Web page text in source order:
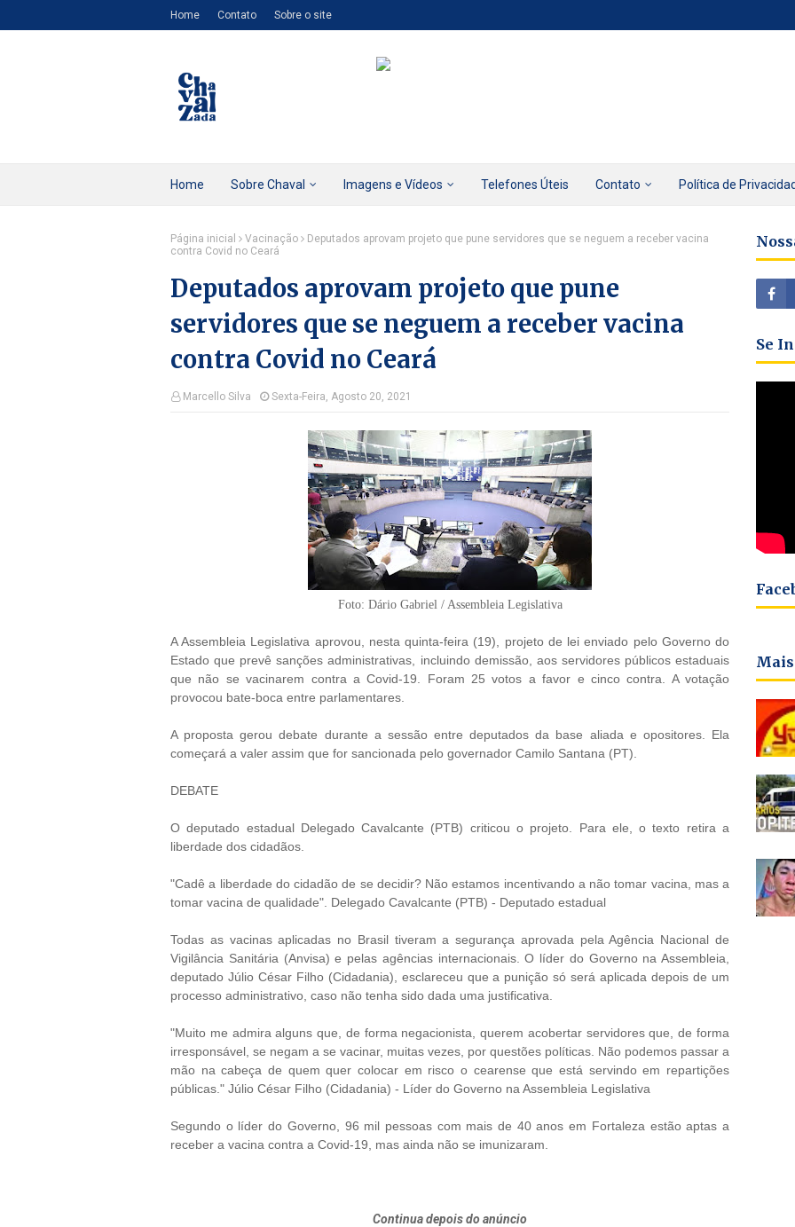
Home Contato Sobre o site
Home Sobre Chaval Imagens e Vídeos Telefones Úteis Contato Política de
Página inicial Vacinação
Deputados aprovam projeto que pune servidores que se neguem a receber vacina
contra Covid no Ceará
Deputados aprovam projeto que pune
servidores que se neguem a receber vacina
contra Covid no Ceará
Marcello Silva Sexta-Feira, Agosto 20, 2021
Foto: Dário Gabriel / Assembleia Legislativa
A Assembleia Legislativa aprovou, nesta quinta-feira (19), projeto de lei enviado pelo Governo do
Estado que prevê sanções administrativas, incluindo demissão, aos servidores públicos estaduais
que não se vacinarem contra a Covid-19. Foram 25 votos a favor e cinco contra. A votação
provocou bate-boca entre parlamentares.
A proposta gerou debate durante a sessão entre deputados da base aliada e opositores. Ela
começará a valer assim que for sancionada pelo governador Camilo Santana (PT).
DEBATE
O deputado estadual Delegado Cavalcante (PTB) criticou o projeto. Para ele, o texto retira a
liberdade dos cidadãos.
"Cadê a liberdade do cidadão de se decidir? Não estamos incentivando a não tomar vacina, mas a
tomar vacina de qualidade". Delegado Cavalcante (PTB) - Deputado estadual
Todas as vacinas aplicadas no Brasil tiveram a segurança aprovada pela Agência Nacional de
Vigilância Sanitária (Anvisa) e pelas agências internacionais. O líder do Governo na Assembleia,
deputado Júlio César Filho (Cidadania), esclareceu que a punição só será aplicada depois de um
processo administrativo, caso não tenha sido dada uma justificativa.
"Muito me admira alguns que, de forma negacionista, querem acobertar servidores que, de forma
irresponsável, se negam a se vacinar, muitas vezes, por questões políticas. Não podemos passar a
mão na cabeça de quem quer colocar em risco o cearense que está servindo em repartições
públicas." Júlio César Filho (Cidadania) - Líder do Governo na Assembleia Legislativa
Segundo o líder do Governo, 96 mil pessoas com mais de 40 anos em Fortaleza estão aptas a
receber a vacina contra a Covid-19, mas ainda não se imunizaram.
Continua depois do anúncio
Se